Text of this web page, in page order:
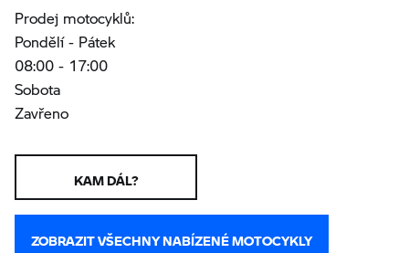
Prodej motocyklů:
Pondělí - Pátek
08:00 - 17:00
Sobota
Zavřeno
KAM DÁL?
ZOBRAZIT VŠECHNY NABÍZENÉ MOTOCYKLY